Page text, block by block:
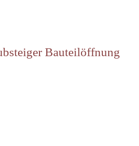
Bauteilöffnung